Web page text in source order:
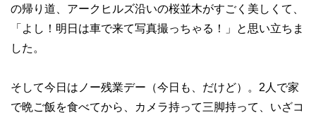
の帰り道、アークヒルズ沿いの桜並木がすごく美しくて、
「よし！明日は車で来て写真撮っちゃる！」と思い立ちま
した。
そして今日はノー残業デー（今日も、だけど）。2人で家
で晩ご飯を食べてから、カメラ持って三脚持って、いざコ